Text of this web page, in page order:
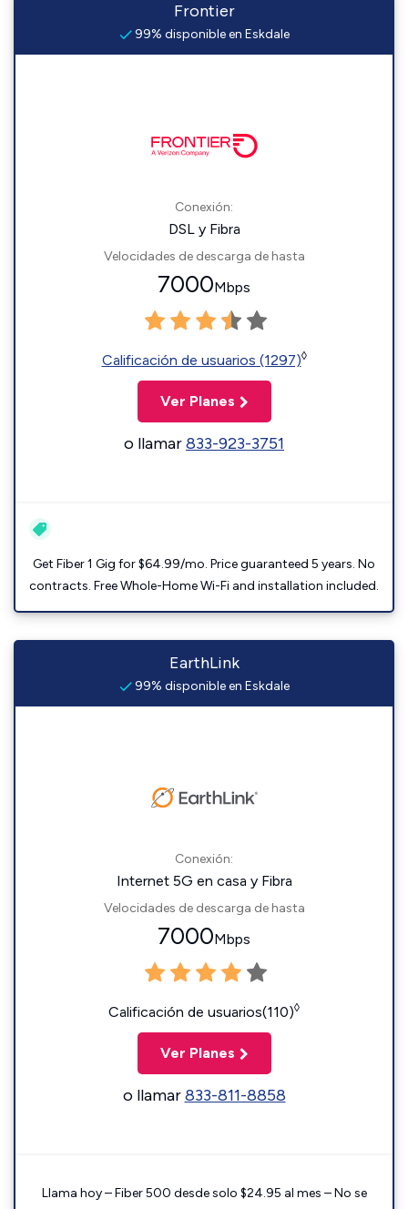
Frontier
99% disponible en Eskdale
Conexión:
DSL y Fibra
Velocidades de descarga de hasta
7000Mbps
Calificación de usuarios (1297)◊
Ver Planes
o llamar833-923-3751
Get Fiber 1 Gig for $64.99/mo. Price guaranteed 5 years. No
contracts. Free Whole-Home Wi-Fi and installation included.
EarthLink
99% disponible en Eskdale
Conexión:
Internet 5G en casa y Fibra
Velocidades de descarga de hasta
7000Mbps
Calificación de usuarios(110)◊
Ver Planes
o llamar833-811-8858
Llama hoy – Fiber 500 desde solo $24.95 al mes – No se